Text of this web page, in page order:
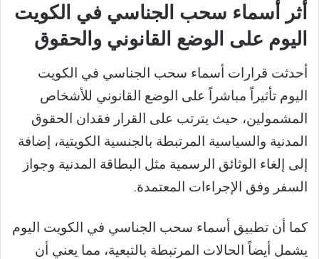
أثر أسماء سحب الجناسي في الكويت
اليوم على الوضع القانوني والحقوق
أحدثت قرارات أسماء سحب الجناسي في الكويت
اليوم تأثيراً مباشراً على الوضع القانوني للأشخاص
المشمولين، حيث يترتب على القرار فقدان الحقوق
المدنية والسياسية المرتبطة بالجنسية الكويتية، إضافة
إلى إلغاء الوثائق الرسمية مثل البطاقة المدنية وجواز
السفر وفق الإجراءات المعتمدة.
كما أن تطبيق أسماء سحب الجناسي في الكويت اليوم
يشمل أيضاً الحالات المرتبطة بالتبعية، مما يعني أن